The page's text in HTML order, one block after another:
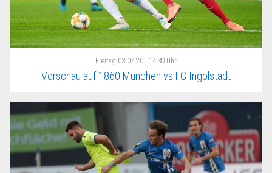
Freitag 03.07.20 | 14:30 Uhr
Vorschau auf 1860 München vs FC Ingolstadt